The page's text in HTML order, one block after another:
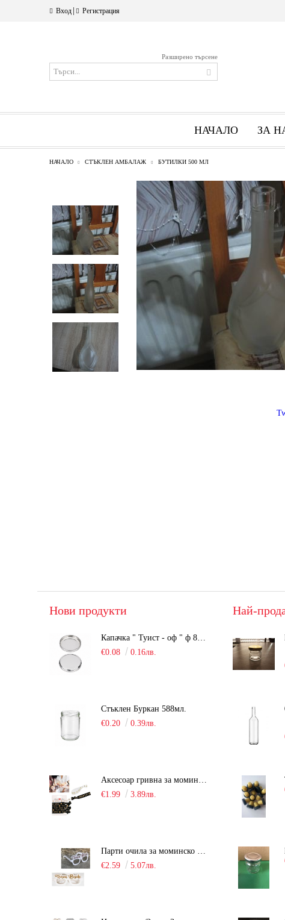
Вход Регистрация
Разширено търсене
НАЧАЛО ЗА
НАЧАЛО СТЪКЛЕН АМБАЛАЖ БУТИЛКИ 500 МЛ
Нови продукти
Капачка " Туист - оф " ф 82мм, сребриста, Люка
€0.08
0.16лв.
Стъклен Буркан 588мл.
€0.20
0.39лв.
€1.99
3.89лв.
€2.59
5.07лв.
Най-